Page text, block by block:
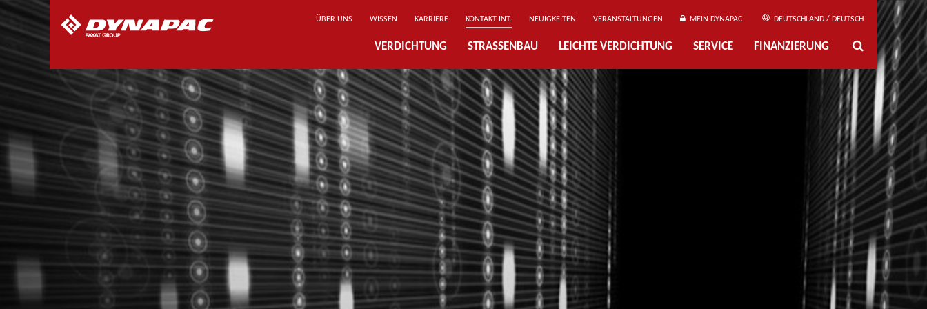
ÜBER UNS WISSEN KARRIERE KONTAKT INT. NEUIGKEITEN VERANSTALTUNGEN MEIN DYNAPAC DEUTSCHLAND / DEUTSCH
VERDICHTUNG STRASSENBAU LEICHTE VERDICHTUNG SERVICE FINANZIERUNG